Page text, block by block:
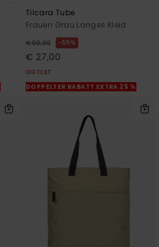
Tilcara Tube
Frauen Grau Langes Kleid
€ 60,00 55%
€ 27,00
OUTLET
DOPPELTER RABATT EXTRA 25 %